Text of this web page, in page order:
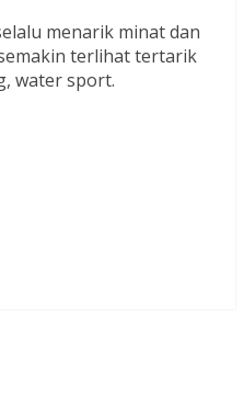
menarik minat dan
terlihat tertarik
water sport.